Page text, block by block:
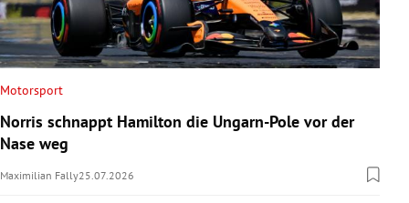
Motorsport
Norris schnappt Hamilton die Ungarn-Pole vor der
Nase weg
Maximilian Fally25.07.2026